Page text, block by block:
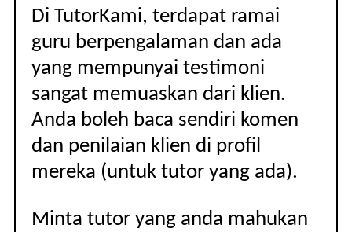
Di TutorKami, terdapat ramai
guru berpengalaman dan ada
yang mempunyai testimoni
sangat memuaskan dari klien.
Anda boleh baca sendiri komen
dan penilaian klien di profil
mereka (untuk tutor yang ada).
Minta tutor yang anda mahukan